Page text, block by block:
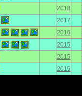
2018
2017
2016
2015
2015
2015